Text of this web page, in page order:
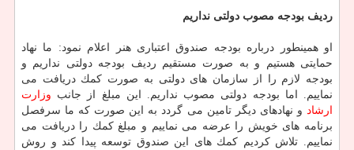
ردیف بودجه مصوب دولتی نداریم
او همینطور درباره بودجه صندوق اعتباری هنر اعلام نمود: ما نهاد
حمایتی هستیم و به صورت مستقیم ردیف بودجه دولتی نداریم و
بودجه لازم را از سازمان های دولتی به صورت كمك دریافت می
نماییم. اما بودجه دولتی مصوب نداریم. این مبلغ از جانب وزارت
ارشاد و نهادهای دیگر تامین می گردد به این صورت كه ما سرفصل
برنامه های خویش را عرضه می نماییم و مبلغ كمك را دریافت می
نماییم. تلاش كردیم كمك های این صندوق توسعه پیدا كند و روش